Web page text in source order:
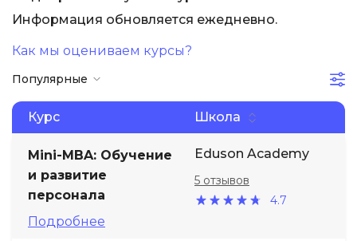
Информация обновляется ежедневно.
Как мы оцениваем курсы?
Популярные
Курс Школа
Mini-MBA: Обучение
и развитие
персонала
Подробнее
Eduson Academy
4.7
5 отзывов
Разработка
Маркетинг
Дизайн
Менеджмент
Иностранные языки